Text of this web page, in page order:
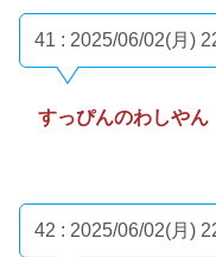
41 : 2025/06/02(月)
すっぴんのわしやん
42 : 2025/06/02(月)